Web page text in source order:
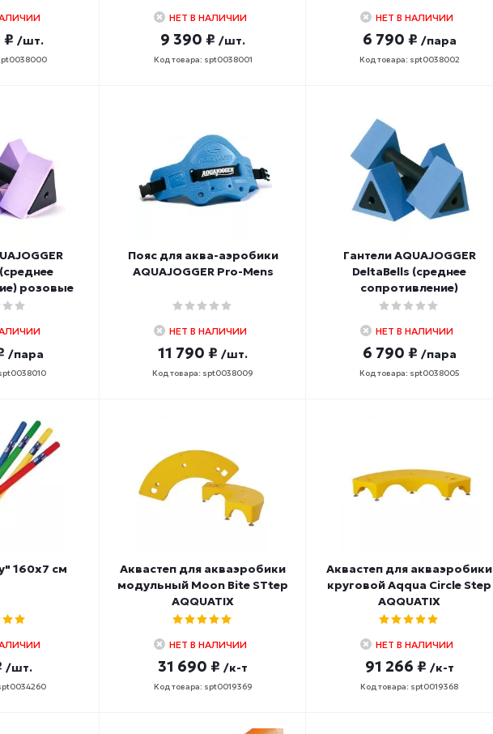
₽ /шт.
НЕТ В НАЛИЧИИ
9 390 ₽ /шт.
Код товара: spt0038001
НЕТ В НАЛИЧИИ
6 790 ₽ /пара
Код товара: spt0038002
розовые
/пара
Пояс для аква-аэробики
AQUAJOGGER Pro-Mens
НЕТ В НАЛИЧИИ
11 790 ₽ /шт.
Код товара: spt0038009
Гантели AQUAJOGGER
DeltaBells (среднее
сопротивление)
НЕТ В НАЛИЧИИ
6 790 ₽ /пара
Код товара: spt0038005
160х7 см
/шт.
Аквастеп для акваэробики
модульный Moon Bite STtep
AQQUATIX
НЕТ В НАЛИЧИИ
31 690 ₽ /к-т
Код товара: spt0019369
Аквастеп для акваэробики
круговой Aqqua Circle Step
AQQUATIX
НЕТ В НАЛИЧИИ
91 266 ₽ /к-т
Код товара: spt0019368